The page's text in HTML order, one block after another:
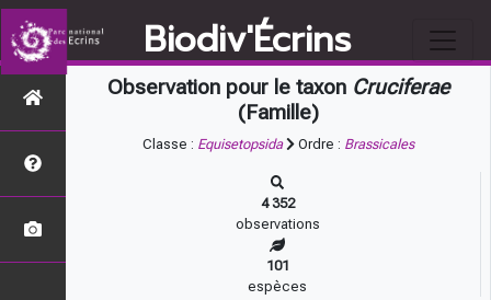
Biodiv'Écrins
Observation pour le taxon Cruciferae
(Famille)
Classe : Equisetopsida Ordre : Brassicales
4 352
observations
101
espèces